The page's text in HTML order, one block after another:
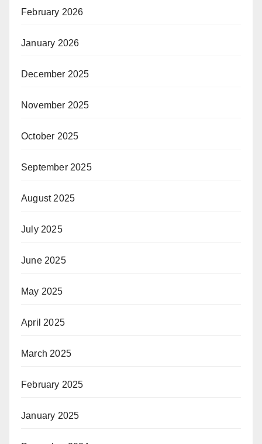
February 2026
January 2026
December 2025
November 2025
October 2025
September 2025
August 2025
July 2025
June 2025
May 2025
April 2025
March 2025
February 2025
January 2025